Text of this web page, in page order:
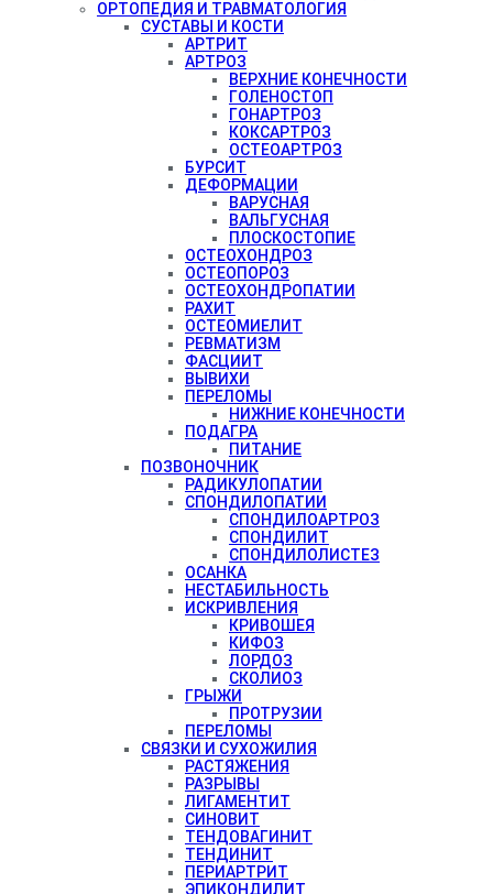
ОРТОПЕДИЯ И ТРАВМАТОЛОГИЯ
СУСТАВЫ И КОСТИ
АРТРИТ
АРТРОЗ
ВЕРХНИЕ КОНЕЧНОСТИ
ГОЛЕНОСТОП
ГОНАРТРОЗ
КОКСАРТРОЗ
ОСТЕОАРТРОЗ
БУРСИТ
ДЕФОРМАЦИИ
ВАРУСНАЯ
ВАЛЬГУСНАЯ
ПЛОСКОСТОПИЕ
ОСТЕОХОНДРОЗ
ОСТЕОПОРОЗ
ОСТЕОХОНДРОПАТИИ
РАХИТ
ОСТЕОМИЕЛИТ
РЕВМАТИЗМ
ФАСЦИИТ
ВЫВИХИ
ПЕРЕЛОМЫ
НИЖНИЕ КОНЕЧНОСТИ
ПОДАГРА
ПИТАНИЕ
ПОЗВОНОЧНИК
РАДИКУЛОПАТИИ
СПОНДИЛОПАТИИ
СПОНДИЛОАРТРОЗ
СПОНДИЛИТ
СПОНДИЛОЛИСТЕЗ
ОСАНКА
НЕСТАБИЛЬНОСТЬ
ИСКРИВЛЕНИЯ
КРИВОШЕЯ
КИФОЗ
ЛОРДОЗ
СКОЛИОЗ
ГРЫЖИ
ПРОТРУЗИИ
ПЕРЕЛОМЫ
СВЯЗКИ И СУХОЖИЛИЯ
РАСТЯЖЕНИЯ
РАЗРЫВЫ
ЛИГАМЕНТИТ
СИНОВИТ
ТЕНДОВАГИНИТ
ТЕНДИНИТ
ПЕРИАРТРИТ
ЭПИКОНДИЛИТ